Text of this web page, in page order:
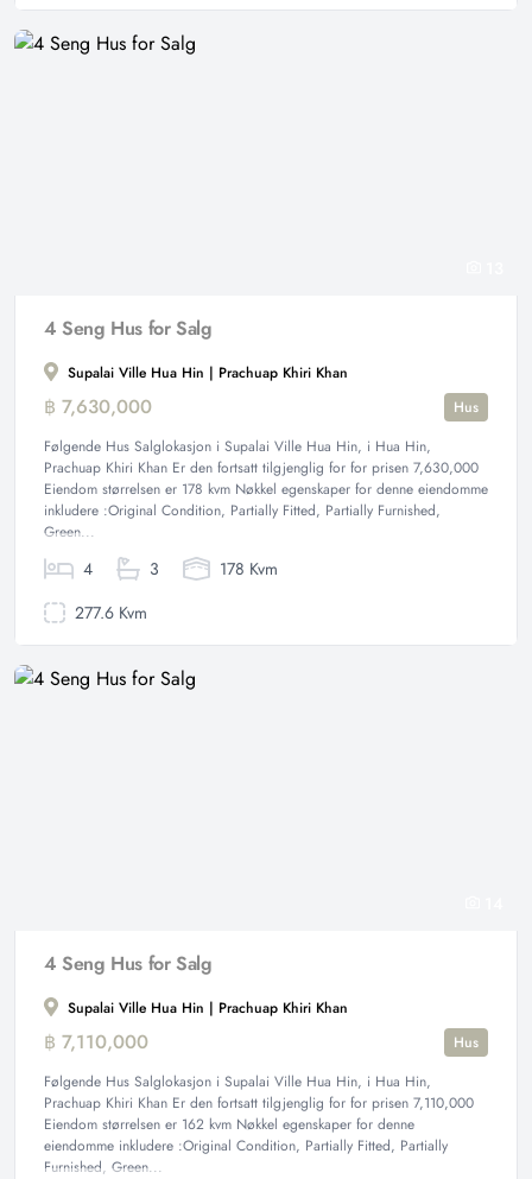
4 Seng Hus for Salg
Supalai Ville Hua Hin | Prachuap Khiri Khan
฿ 7,630,000
Hus
Følgende Hus Salglokasjon i Supalai Ville Hua Hin, i Hua Hin,
Prachuap Khiri Khan Er den fortsatt tilgjenglig for for prisen 7,630,000
Eiendom størrelsen er 178 kvm Nøkkel egenskaper for denne eiendomme
inkludere :Original Condition, Partially Fitted, Partially Furnished,
Green...
4 3
178 Kvm
277.6 Kvm
4 Seng Hus for Salg
Supalai Ville Hua Hin | Prachuap Khiri Khan
฿ 7,110,000
Hus
Følgende Hus Salglokasjon i Supalai Ville Hua Hin, i Hua Hin,
Prachuap Khiri Khan Er den fortsatt tilgjenglig for for prisen 7,110,000
Eiendom størrelsen er 162 kvm Nøkkel egenskaper for denne
eiendomme inkludere :Original Condition, Partially Fitted, Partially
Furnished, Green...